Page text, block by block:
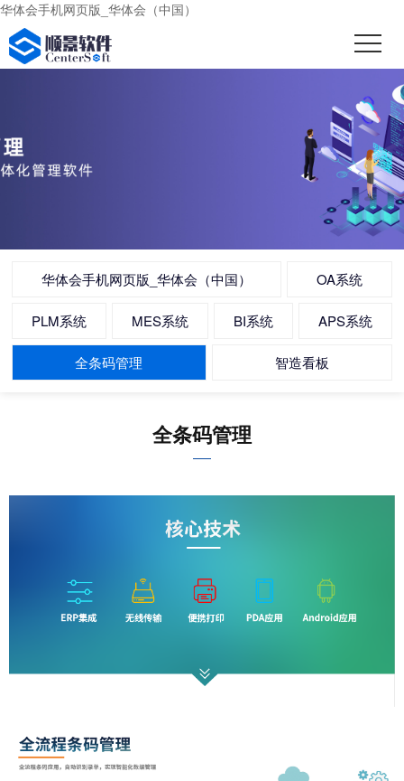
华体会手机网页版_华体会（中国）
华体会手机网页版_华体会（中国） OA系统
PLM系统 MES系统 BI系统 APS系统
全条码管理 智造看板
全条码管理